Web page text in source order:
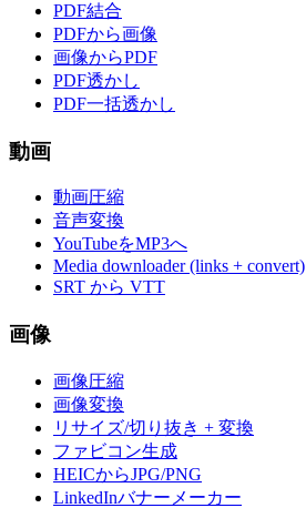
PDF結合
PDFから画像
画像からPDF
PDF透かし
PDF一括透かし
動画
動画圧縮
音声変換
YouTubeをMP3へ
Media downloader (links + convert)
SRT から VTT
画像
画像圧縮
画像変換
リサイズ/切り抜き + 変換
ファビコン生成
HEICからJPG/PNG
LinkedInバナーメーカー